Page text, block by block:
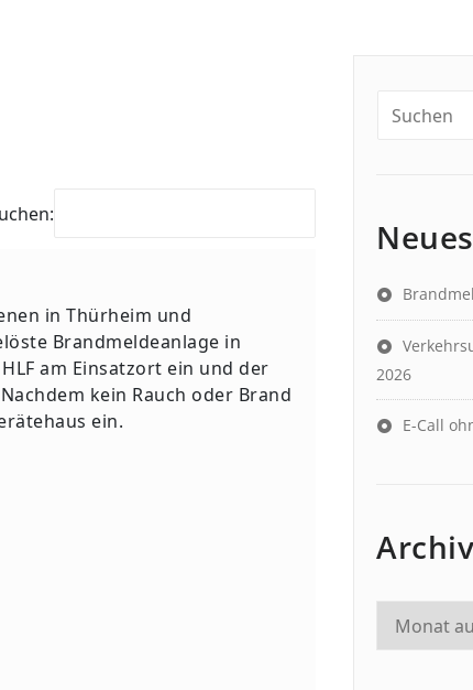
in Thürheim und
Brandmeldeanlage in
am Einsatzort ein und der
kein Rauch oder Brand
ein.
2026
E-Call
Archiv